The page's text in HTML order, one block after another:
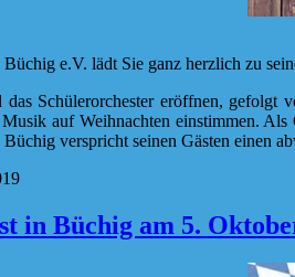
e.V. lädt Sie ganz herzlich zu
Schülerorchester eröffnen, gefolgt
auf Weihnachten einstimmen.
verspricht seinen Gästen einen
in Büchig am 5.